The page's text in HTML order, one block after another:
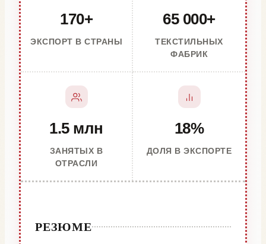
170+
ЭКСПОРТ В СТРАНЫ
65 000+
ТЕКСТИЛЬНЫХ
ФАБРИК
1.5 млн
ЗАНЯТЫХ В
ОТРАСЛИ
18%
ДОЛЯ В ЭКСПОРТЕ
РЕЗЮМЕ